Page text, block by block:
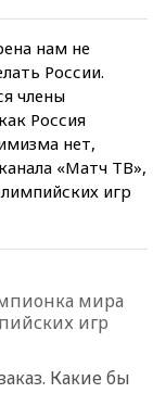
нам не
России.
члены
Россия
нет,
«Матч ТВ»,
игр
мира
игр
Какие бы